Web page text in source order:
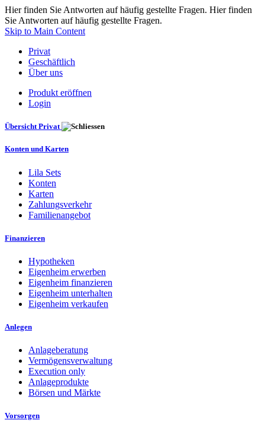
Hier finden Sie Antworten auf häufig gestellte Fragen. Hier finden
Sie Antworten auf häufig gestellte Fragen.
Skip to Main Content
Privat
Geschäftlich
Über uns
Produkt eröffnen
Login
Übersicht Privat
Konten und Karten
Lila Sets
Konten
Karten
Zahlungsverkehr
Familienangebot
Finanzieren
Hypotheken
Eigenheim erwerben
Eigenheim finanzieren
Eigenheim unterhalten
Eigenheim verkaufen
Anlegen
Anlageberatung
Vermögensverwaltung
Execution only
Anlageprodukte
Börsen und Märkte
Vorsorgen